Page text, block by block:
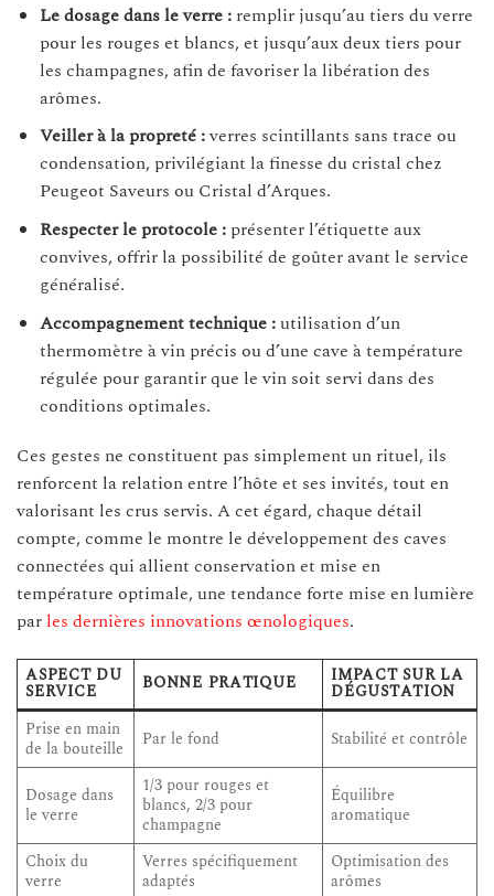
Le dosage dans le verre :remplir jusqu’au tiers du verre
pour les rouges et blancs, et jusqu’aux deux tiers pour
les champagnes, afin de favoriser la libération des
arômes.
Veiller à la propreté :verres scintillants sans trace ou
condensation, privilégiant la finesse du cristal chez
Peugeot Saveurs ou Cristal d’Arques.
Respecter le protocole :présenter l’étiquette aux
convives, offrir la possibilité de goûter avant le service
généralisé.
Accompagnement technique :utilisation d’un
thermomètre à vin précis ou d’une cave à température
régulée pour garantir que le vin soit servi dans des
conditions optimales.
Ces gestes ne constituent pas simplement un rituel, ils
renforcent la relation entre l’hôte et ses invités, tout en
valorisant les crus servis. A cet égard, chaque détail
compte, comme le montre le développement des caves
connectées qui allient conservation et mise en
température optimale, une tendance forte mise en lumière
par les dernières innovations œnologiques.
ASPECT DU
SERVICE BONNE PRATIQUE IMPACT SUR LA
DÉGUSTATION
Prise en main
de la bouteille
Par le fond Stabilité et contrôle
Dosage dans
le verre
1/3 pour rouges et
blancs, 2/3 pour
champagne
Équilibre
aromatique
Choix du
verre
Verres spécifiquement
adaptés
Optimisation des
arômes